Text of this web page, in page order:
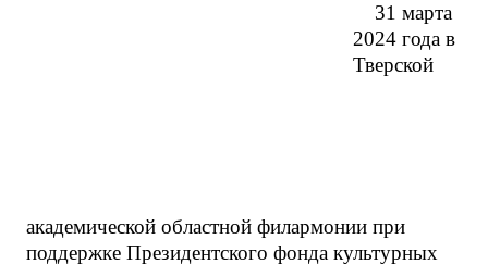
31 марта
2024 года в
Тверской
академической областной филармонии при
поддержке Президентского фонда культурных